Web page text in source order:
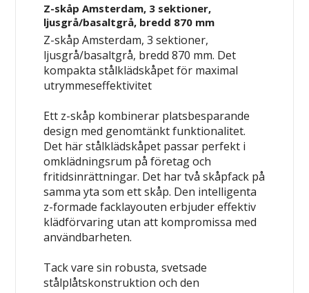
Z-skåp Amsterdam, 3 sektioner,
ljusgrå/basaltgrå, bredd 870 mm
Z-skåp Amsterdam, 3 sektioner,
ljusgrå/basaltgrå, bredd 870 mm. Det
kompakta stålklädskåpet för maximal
utrymmeseffektivitet
Ett z-skåp kombinerar platsbesparande
design med genomtänkt funktionalitet.
Det här stålklädskåpet passar perfekt i
omklädningsrum på företag och
fritidsinrättningar. Det har två skåpfack på
samma yta som ett skåp. Den intelligenta
z-formade facklayouten erbjuder effektiv
klädförvaring utan att kompromissa med
användbarheten.
Tack vare sin robusta, svetsade
stålplåtskonstruktion och den